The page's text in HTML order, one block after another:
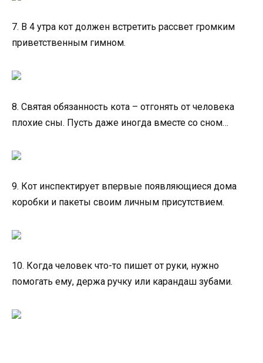
7. В 4 утра кот должен встретить рассвет громким
приветственным гимном.
8. Святая обязанность кота – отгонять от человека
плохие сны. Пусть даже иногда вместе со сном…
9. Кот инспектирует впервые появляющиеся дома
коробки и пакеты своим личным присутствием.
10. Когда человек что-то пишет от руки, нужно
помогать ему, держа ручку или карандаш зубами.